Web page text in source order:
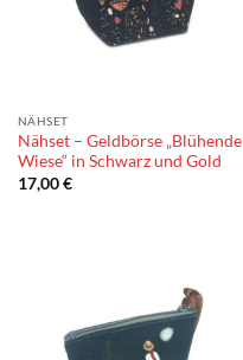
NÄHSET
Nähset – Geldbörse „Blühende
Wiese“ in Schwarz und Gold
17,00€